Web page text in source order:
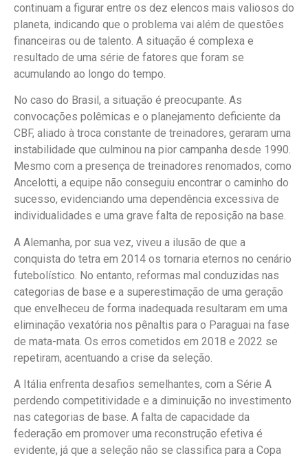
continuam a figurar entre os dez elencos mais valiosos do
planeta, indicando que o problema vai além de questões
financeiras ou de talento. A situação é complexa e
resultado de uma série de fatores que foram se
acumulando ao longo do tempo.
No caso do Brasil, a situação é preocupante. As
convocações polêmicas e o planejamento deficiente da
CBF, aliado à troca constante de treinadores, geraram uma
instabilidade que culminou na pior campanha desde 1990.
Mesmo com a presença de treinadores renomados, como
Ancelotti, a equipe não conseguiu encontrar o caminho do
sucesso, evidenciando uma dependência excessiva de
individualidades e uma grave falta de reposição na base.
A Alemanha, por sua vez, viveu a ilusão de que a
conquista do tetra em 2014 os tornaria eternos no cenário
futebolístico. No entanto, reformas mal conduzidas nas
categorias de base e a superestimação de uma geração
que envelheceu de forma inadequada resultaram em uma
eliminação vexatória nos pênaltis para o Paraguai na fase
de mata-mata. Os erros cometidos em 2018 e 2022 se
repetiram, acentuando a crise da seleção.
A Itália enfrenta desafios semelhantes, com a Série A
perdendo competitividade e a diminuição no investimento
nas categorias de base. A falta de capacidade da
federação em promover uma reconstrução efetiva é
evidente, já que a seleção não se classifica para a Copa